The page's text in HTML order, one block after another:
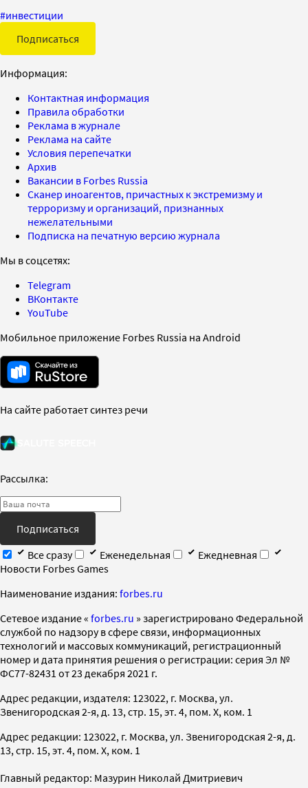
#инвестиции
Подписаться
Информация:
Контактная информация
Правила обработки
Реклама в журнале
Реклама на сайте
Условия перепечатки
Архив
Вакансии в Forbes Russia
Сканер иноагентов, причастных к экстремизму и
терроризму и организаций, признанных
нежелательными
Подписка на печатную версию журнала
Мы в соцсетях:
Telegram
ВКонтакте
YouTube
Мобильное приложение Forbes Russia на Android
На сайте работает синтез речи
Рассылка:
Подписаться
Все сразу
Еженедельная
Ежедневная
Новости Forbes Games
Наименование издания: forbes.ru
Cетевое издание « forbes.ru » зарегистрировано Федеральной
службой по надзору в сфере связи, информационных
технологий и массовых коммуникаций, регистрационный
номер и дата принятия решения о регистрации: серия Эл №
ФС77-82431 от 23 декабря 2021 г.
Адрес редакции, издателя: 123022, г. Москва, ул.
Звенигородская 2-я, д. 13, стр. 15, эт. 4, пом. X, ком. 1
Адрес редакции: 123022, г. Москва, ул. Звенигородская 2-я, д.
13, стр. 15, эт. 4, пом. X, ком. 1
Главный редактор: Мазурин Николай Дмитриевич